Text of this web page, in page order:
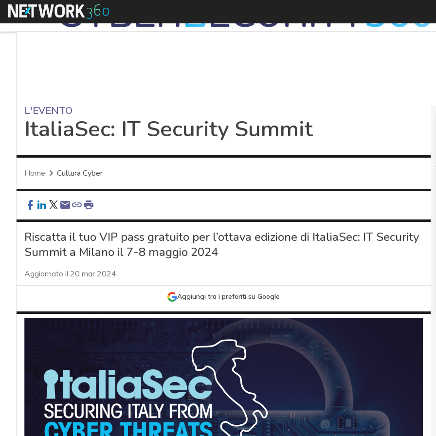
Menu
L'EVENTO
ItaliaSec: IT Security Summit
Home Cultura Cyber
Riscatta il tuo VIP pass gratuito per l’ottava edizione di ItaliaSec: IT Security
Summit a Milano il 7-8 maggio 2024
Aggiornato il 20 mar 2024
Aggiungi tra i preferiti su Google